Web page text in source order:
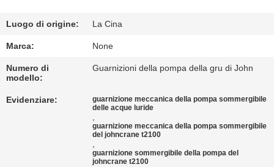
QUALITÀ
CONTATTICI
RICHIEDA
CITAZIONE
Luogo di origine: La Cina
Marca: None
Numero di
modello:
Guarnizioni della pompa della gru di John
Evidenziare:
guarnizione meccanica della pompa sommergibile
delle acque luride
,
guarnizione meccanica della pompa sommergibile
del johncrane t2100
,
guarnizione sommergibile della pompa del
johncrane t2100